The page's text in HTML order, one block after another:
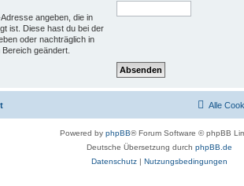
angeben, die in
ist. Diese hast du bei der
oder nachträglich in
geändert.
Alle
Powered by phpBB® Forum Software © phpBB
Deutsche Übersetzung durch phpBB.de
Datenschutz | Nutzungsbedingungen